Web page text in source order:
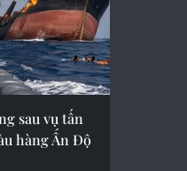
sau vụ tấn
hàng Ấn Độ